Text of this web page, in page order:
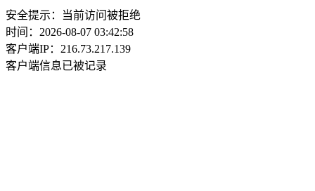
安全提示：当前访问被拒绝
时间：2026-08-07 03:42:58
客户端IP：216.73.217.139
客户端信息已被记录